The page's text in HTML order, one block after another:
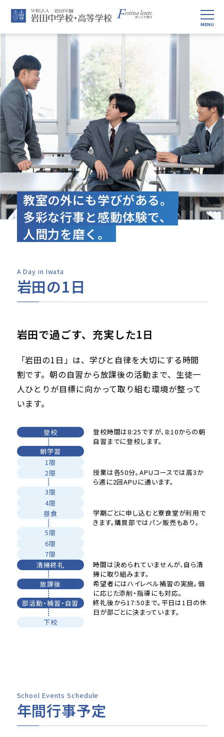
教室の外にも学びがある。
多彩な行事と感動体験で、
人間力を磨く。
A Day in Iwata
岩田の1日
岩田で過ごす、充実した1日
「岩田の1日」は、学びと自律を大切にする時間
割です。朝の自習から放課後の活動まで、生徒一
人ひとりが目標に向かって取り組む環境が整って
います。
登校
登校時間は8:25ですが、8:10からの朝
自習までに登校します。
朝学習
1限
2限
授業は各50分。APUコースでは高3か
ら週に2回APUに通います。
3限
4限
昼食
学期ごとに申し込むと寮食堂が利用で
きます。購買部ではパン販売もあり。
5限
6限
7限
清掃終礼
時間は決められていませんが、自ら清
掃に取り組みます。
放課後
希望者にはハイレベル補習の実施。個
に応じた添削・指導にも対応。
部活動・補習・自習
終礼後から17:50まで。平日は1日の休
日が部ごとに決まっています。
下校
School Events Schedule
年間行事予定